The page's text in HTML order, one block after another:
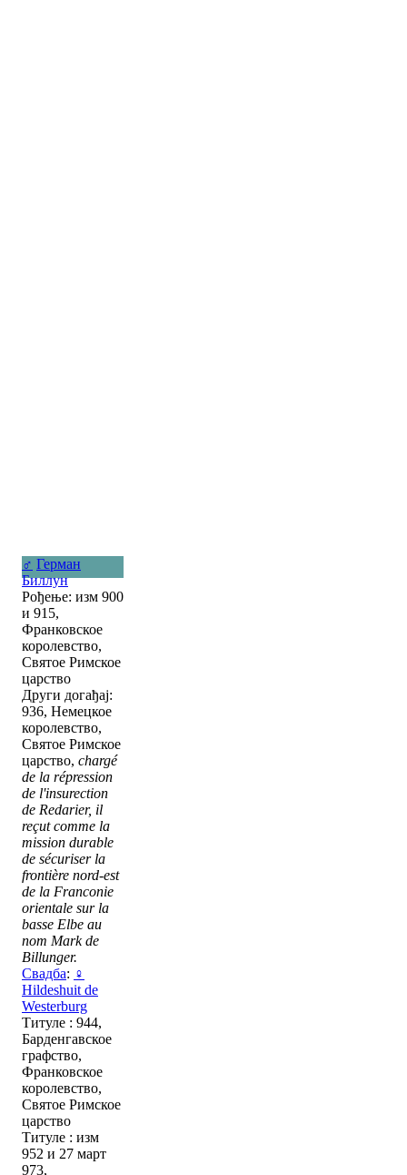
♂ Герман
Биллун
Рођење: изм 900
и 915,
Франковское
королевство,
Святое Римское
царство
Други догађај:
936, Немецкое
королевство,
Святое Римское
царство, chargé
de la répression
de l'insurection
de Redarier, il
reçut comme la
mission durable
de sécuriser la
frontière nord-est
de la Franconie
orientale sur la
basse Elbe au
nom Mark de
Billunger.
Свадба: ♀
Hildeshuit de
Westerburg
Титуле : 944,
Барденгавское
графство,
Франковское
королевство,
Святое Римское
царство
Титуле : изм
952 и 27 март
973,